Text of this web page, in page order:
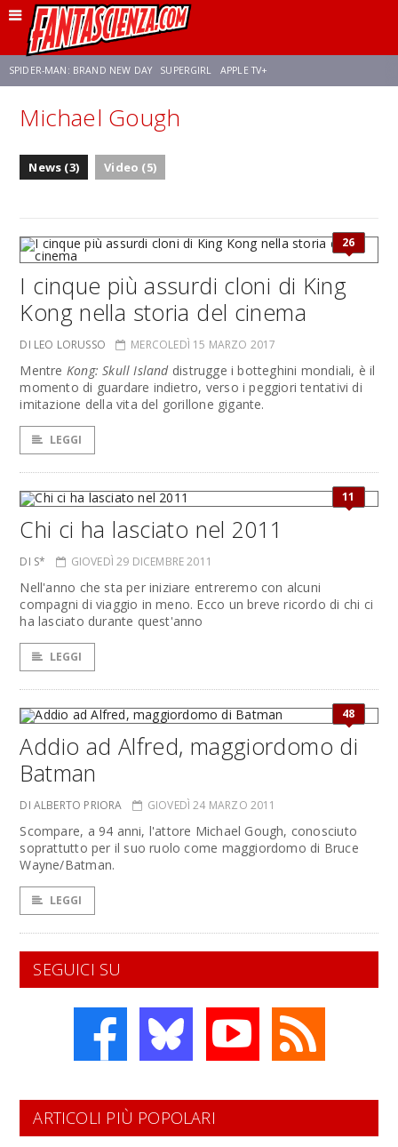
SPIDER-MAN: BRAND NEW DAY SUPERGIRL APPLE TV+
FRANCO RICCIARDIELLO ZENDAYA
Michael Gough
News (3) Video (5)
26
I cinque più assurdi cloni di King
Kong nella storia del cinema
DI LEO LORUSSO MERCOLEDÌ 15 MARZO 2017
Mentre Kong: Skull Islanddistrugge i botteghini mondiali, è il
momento di guardare indietro, verso i peggiori tentativi di
imitazione della vita del gorillone gigante.
LEGGI
11
Chi ci ha lasciato nel 2011
DI S* GIOVEDÌ 29 DICEMBRE 2011
Nell'anno che sta per iniziare entreremo con alcuni
compagni di viaggio in meno. Ecco un breve ricordo di chi ci
ha lasciato durante quest'anno
LEGGI
48
Addio ad Alfred, maggiordomo di
Batman
DI ALBERTO PRIORA GIOVEDÌ 24 MARZO 2011
Scompare, a 94 anni, l'attore Michael Gough, conosciuto
soprattutto per il suo ruolo come maggiordomo di Bruce
Wayne/Batman.
LEGGI
SEGUICI SU
ARTICOLI PIÙ POPOLARI